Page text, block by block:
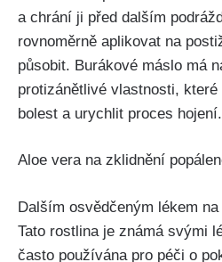
⁢a chrání ji před dalším
rovnoměrně aplikovat na
působit.‌ Burákové ​máslo má‍
protizánětlivé ‍vlastnosti,
bolest⁣ a ⁢urychlit proces⁢ hojení.
Aloe vera⁣ na ⁣zklidnění
Dalším osvědčeným lékem
Tato⁣ rostlina je známá svými
často používána pro péči ⁣o